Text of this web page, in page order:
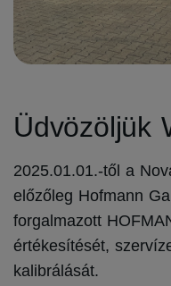
Üdvözöljük
2025.01.01.-től a
előzőleg Hofmann
forgalmazott
értékesítését,
kalibrálását.